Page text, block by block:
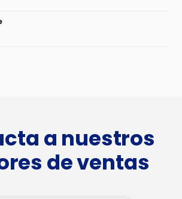
a nuestros
de ventas